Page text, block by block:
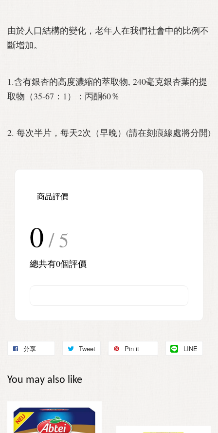
由於人口結構的變化，老年人在我們社會中的比例不
斷增加。
1.含有銀杏的高度濃縮的萃取物, 240毫克銀杏葉的提
取物（35-67：1）：丙酮60％
2. 每次半片，每天2次（早晚）(請在刻痕線處將分開)
商品評價
0 / 5
總共有0個評價
分享 Tweet Pin it LINE
You may also like